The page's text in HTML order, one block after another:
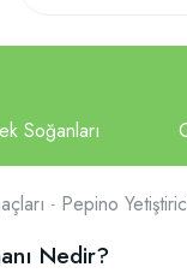
Pepino
Nedir?